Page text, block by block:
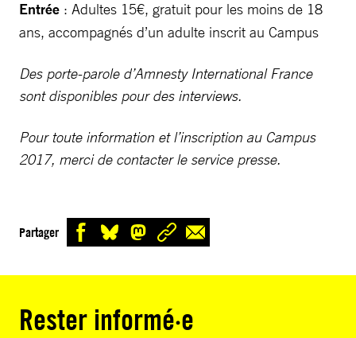
Entrée : Adultes 15€, gratuit pour les moins de 18
ans, accompagnés d’un adulte inscrit au Campus
Des porte-parole d’Amnesty International France
sont disponibles pour des interviews.
Pour toute information et l’inscription au Campus
2017, merci de contacter le service presse.
Partager
Rester informé·e